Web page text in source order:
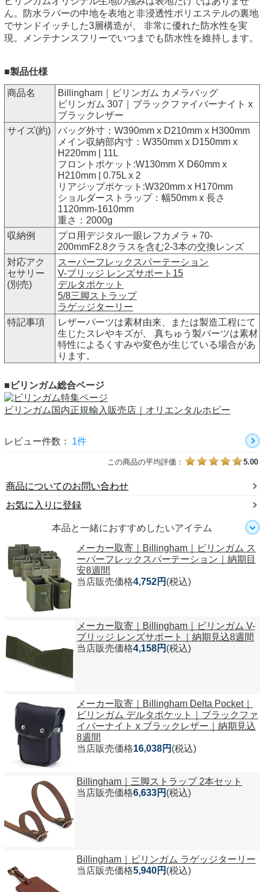
ん。防水ラバーの中地を表地と非浸透性ポリエステルの裏地
でサンドイッチした3層構造が、 非常に優れた防水性を実
現。メンテナンスフリーでいつまでも防水性を維持します。
■製品仕様
商品名
Billingham｜ビリンガム カメラバッグ
ビリンガム 307｜ブラックファイバーナイト x
ブラックレザー
サイズ(約)
バッグ外寸：W390mm x D210mm x H300mm
メイン収納部内寸：W350mm x D150mm x
H220mm | 11L
フロントポケット:W130mm X D60mm x
H210mm | 0.75L x 2
リアジップポケット:W320mm x H170mm
ショルダーストラップ：幅50mm x 長さ
1120mm-1610mm
重さ：2000g
収納例
プロ用デジタル一眼レフカメラ＋70-
200mmF2.8クラスを含む2-3本の交換レンズ
対応アク
セサリー
(別売)
スーパーフレックスパーテーション
V-ブリッジ レンズサポート15
デルタポケット
5/8三脚ストラップ
ラゲッジターリー
特記事項
レザーパーツは素材由来、または製造工程にて
生じたスレやキズが、 真ちゅう製パーツは素材
特性によるくすみや変色が生じている場合があ
ります。
■ビリンガム総合ページ
ビリンガム国内正規輸入販売店｜オリエンタルホビー
レビュー件数： 1件
この商品の平均評価： 5.00
商品についてのお問い合わせ
お気に入りに登録
本品と一緒におすすめしたいアイテム
メーカー取寄｜Billingham｜ビリンガム ス
ーパーフレックスパーテーション｜納期目
安8週間
当店販売価格4,752円 (税込)
メーカー取寄｜Billingham｜ビリンガム V-
ブリッジ レンズサポート｜納期見込8週間
当店販売価格4,158円 (税込)
メーカー取寄｜Billingham Delta Pocket｜
ビリンガム デルタポケット｜ブラックファ
イバーナイト x ブラックレザー｜納期見込
8週間
当店販売価格16,038円 (税込)
Billingham｜三脚ストラップ 2本セット
当店販売価格6,633円 (税込)
Billingham｜ビリンガム ラゲッジターリー
当店販売価格5,940円 (税込)